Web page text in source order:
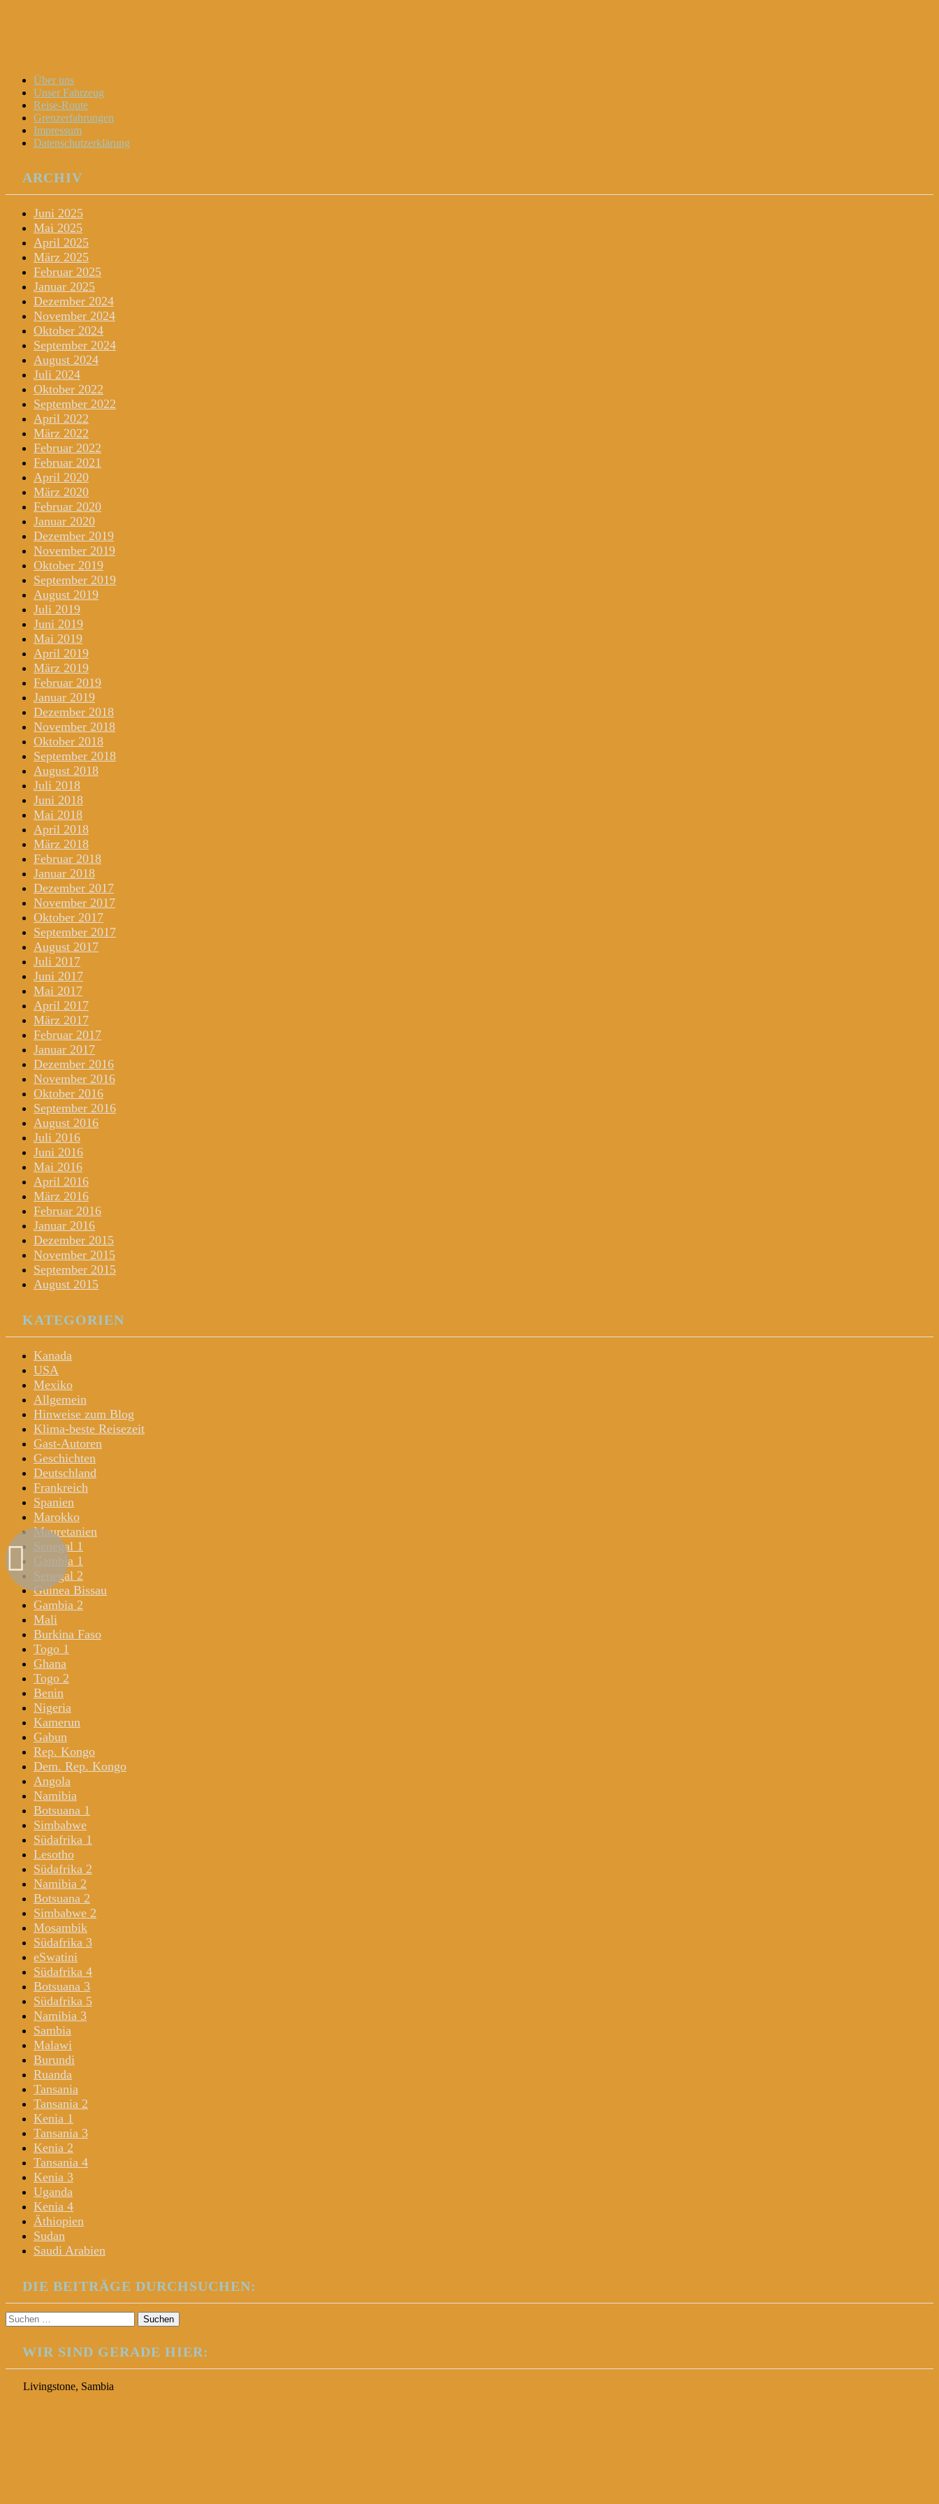
Menu
Widgets
Search
Skip
content
Über uns
Unser Fahrzeug
Reise-Route
Grenzerfahrungen
Impressum
Datenschutzerklärung
ARCHIV
Juni 2025
Mai 2025
April 2025
März 2025
Februar 2025
Januar 2025
Dezember 2024
November 2024
Oktober 2024
September 2024
August 2024
Juli 2024
Oktober 2022
September 2022
April 2022
März 2022
Februar 2022
Februar 2021
April 2020
März 2020
Februar 2020
Januar 2020
Dezember 2019
November 2019
Oktober 2019
September 2019
August 2019
Juli 2019
Juni 2019
Mai 2019
April 2019
März 2019
Februar 2019
Januar 2019
Dezember 2018
November 2018
Oktober 2018
September 2018
August 2018
Juli 2018
Juni 2018
Mai 2018
April 2018
März 2018
Februar 2018
Januar 2018
Dezember 2017
November 2017
Oktober 2017
September 2017
August 2017
Juli 2017
Juni 2017
Mai 2017
April 2017
März 2017
Februar 2017
Januar 2017
Dezember 2016
November 2016
Oktober 2016
September 2016
August 2016
Juli 2016
Juni 2016
Mai 2016
April 2016
März 2016
Februar 2016
Januar 2016
Dezember 2015
November 2015
September 2015
August 2015
KATEGORIEN
Kanada
USA
Mexiko
Allgemein
Hinweise zum Blog
Klima-beste Reisezeit
Gast-Autoren
Geschichten
Deutschland
Frankreich
Spanien
Marokko
Mauretanien
Senegal 1
Gambia 1
Senegal 2
Guinea Bissau
Gambia 2
Mali
Burkina Faso
Togo 1
Ghana
Togo 2
Benin
Nigeria
Kamerun
Gabun
Rep. Kongo
Dem. Rep. Kongo
Angola
Namibia
Botsuana 1
Simbabwe
Südafrika 1
Lesotho
Südafrika 2
Namibia 2
Botsuana 2
Simbabwe 2
Mosambik
Südafrika 3
eSwatini
Südafrika 4
Botsuana 3
Südafrika 5
Namibia 3
Sambia
Malawi
Burundi
Ruanda
Tansania
Tansania 2
Kenia 1
Tansania 3
Kenia 2
Tansania 4
Kenia 3
Uganda
Kenia 4
Äthiopien
Sudan
Saudi Arabien
DIE BEITRÄGE DURCHSUCHEN:
Suchen
nach:
WIR SIND GERADE HIER:
Livingstone, Sambia